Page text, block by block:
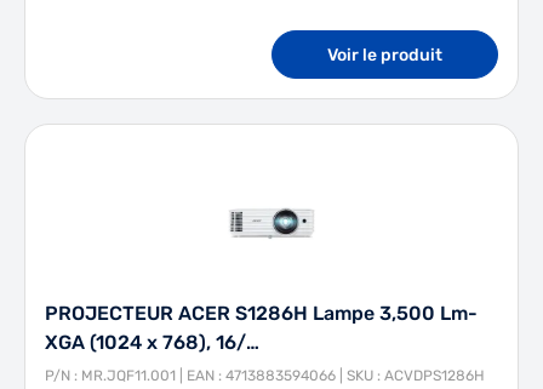
Voir le produit
PROJECTEUR ACER S1286H Lampe 3,500 Lm-
XGA (1024 x 768), 16/…
P/N : MR.JQF11.001 | EAN : 4713883594066 | SKU : ACVDPS1286H